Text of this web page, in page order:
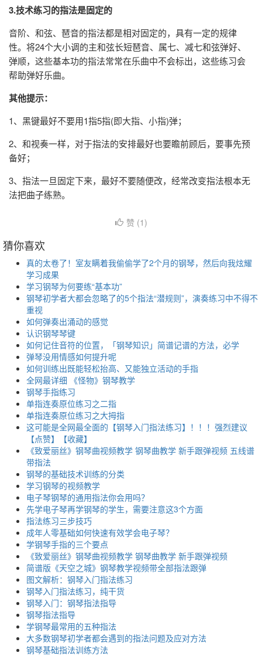
3.技术练习的指法是固定的
音阶、和弦、琶音的指法都是相对固定的，具有一定的规律
性。将24个大小调的主和弦长短琶音、属七、减七和弦弹好、
弹顺，这些基本功的指法常常在乐曲中不会标出，这些练习会
帮助弹好乐曲。
其他提示：
1、黑键最好不要用1指5指(即大指、小指)弹；
2、和视奏一样，对于指法的安排最好也要瞻前顾后，要事先预
备好；
3、指法一旦固定下来，最好不要随便改，经常改变指法根本无
法把曲子练熟。
赞 (1)
猜你喜欢
真的太卷了！室友瞒着我偷偷学了2个月的钢琴，然后向我炫耀
学习成果
学习钢琴为何要练“基本功”
钢琴初学者大都会忽略了的5个指法“潜规则”，演奏练习中不得不
重视
如何弹奏出涌动的感觉
认识钢琴琴键
如何记住音符的位置，「钢琴知识」简谱记谱的方法，必学
弹琴没用情感如何提升呢
如何训练出既能轻松抬高、又能独立活动的手指
全网最详细 《怪物》钢琴教学
钢琴手指练习
单指连奏原位练习之二指
单指连奏原位练习之大拇指
这可能是全网最全面的【钢琴入门指法练习】！！！强烈建议
【点赞】【收藏】
《致爱丽丝》钢琴曲视频教学 钢琴曲教学 新手跟弹视频 五线谱
带指法
钢琴的基础技术训练的分类
学习钢琴的视频教学
电子琴钢琴的通用指法你会用吗？
先学电子琴再学钢琴的学生，需要注意这3个方面
指法练习三步技巧
成年人零基础如何快速有效学会电子琴？
学钢琴手指的三个要点
《致爱丽丝》钢琴曲视频教学 钢琴曲教学 新手跟弹视频
简谱版《天空之城》钢琴教学视频带全部指法跟弹
图文解析：钢琴入门指法练习
钢琴入门指法练习，纯干货
钢琴入门：钢琴指法指导
钢琴指法指导
学钢琴最常用的五种指法
大多数钢琴初学者都会遇到的指法问题及应对方法
钢琴基础指法训练方法